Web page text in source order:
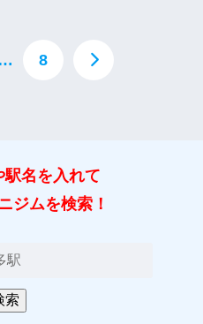
… 8
名を入れて
ジムを検索！